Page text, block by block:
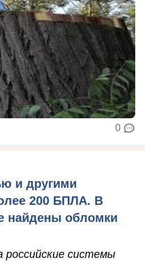
0
и другими
200 БПЛА. В
найдены обломки
российские системы